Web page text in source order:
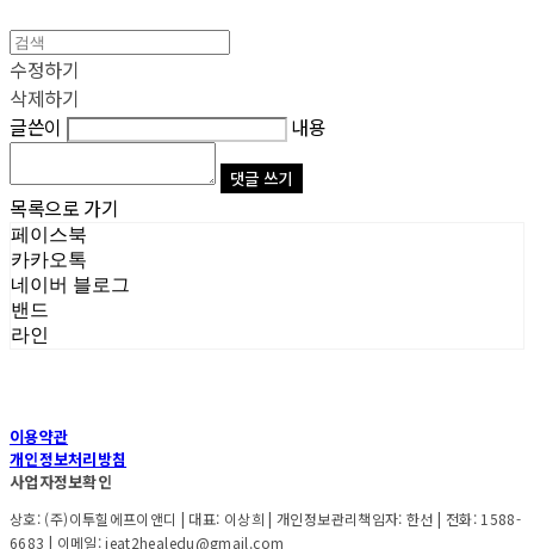
수정하기
삭제하기
글쓴이
내용
댓글 쓰기
목록으로 가기
페이스북
카카오톡
네이버 블로그
밴드
라인
이용약관
개인정보처리방침
사업자정보확인
상호: (주)이투힐에프이앤디 | 대표: 이상희 | 개인정보관리책임자: 한선 | 전화: 1588-
6683 | 이메일: ieat2healedu@gmail.com